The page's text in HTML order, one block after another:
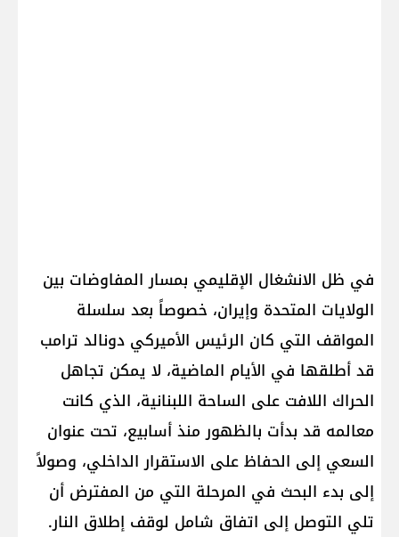
في ظل الانشغال الإقليمي بمسار المفاوضات بين
الولايات المتحدة و​إيران​، خصوصاً بعد سلسلة
المواقف التي كان الرئيس الأميركي ​دونالد ترامب​
قد أطلقها في الأيام الماضية، لا يمكن تجاهل
الحراك اللافت على الساحة ال​لبنان​ية، الذي كانت
معالمه قد بدأت بالظهور منذ أسابيع، تحت عنوان
السعي إلى الحفاظ على الاستقرار الداخلي، وصولاً
إلى بدء البحث في المرحلة التي من المفترض أن
تلي التوصل إلى اتفاق شامل لوقف إطلاق النار.